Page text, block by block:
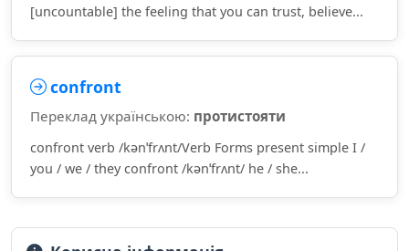
[uncountable] the feeling that you can trust, believe...
confront
Переклад українською: протистояти
confront verb /kənˈfrʌnt/Verb Forms present simple I /
you / we / they confront /kənˈfrʌnt/ he / she...